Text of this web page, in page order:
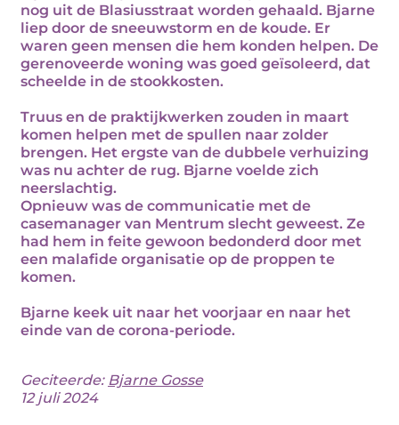
nog uit de Blasiusstraat worden gehaald. Bjarne
liep door de sneeuwstorm en de koude. Er
waren geen mensen die hem konden helpen. De
gerenoveerde woning was goed geïsoleerd, dat
scheelde in de stookkosten.
Truus en de praktijkwerken zouden in maart
komen helpen met de spullen naar zolder
brengen. Het ergste van de dubbele verhuizing
was nu achter de rug. Bjarne voelde zich
neerslachtig.
Opnieuw was de communicatie met de
casemanager van Mentrum slecht geweest. Ze
had hem in feite gewoon bedonderd door met
een malafide organisatie op de proppen te
komen.
Bjarne keek uit naar het voorjaar en naar het
einde van de corona-periode.
Geciteerde: Bjarne Gosse
12 juli 2024